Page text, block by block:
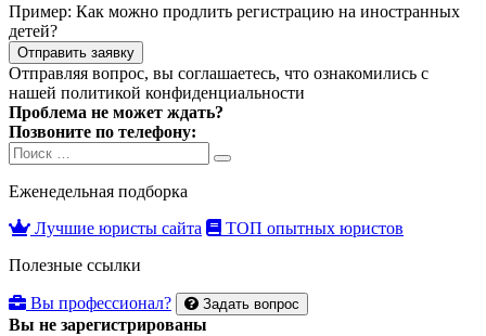
Пример: Как можно продлить регистрацию на иностранных
детей?
Отправить заявку
Отправляя вопрос, вы соглашаетесь, что ознакомились с
нашей политикой конфиденциальности
Проблема не может ждать?
Позвоните по телефону:
Search
for:
Search
Еженедельная подборка
Лучшие юристы сайта
ТОП опытных юристов
Полезные ссылки
Вы профессионал? Задать вопрос
Вы не зарегистрированы